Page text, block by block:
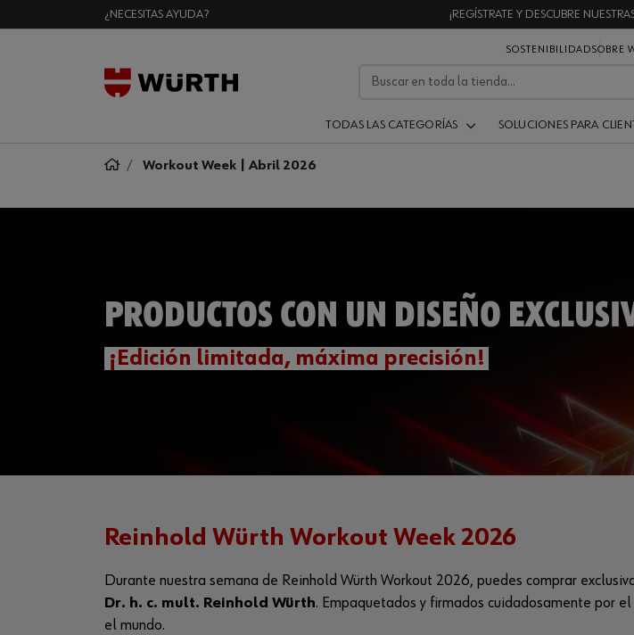
¿NECESITAS AYUDA? ¡REGÍSTRATE Y DESCUBRE
SOSTENIBILIDADSOBRE
TODAS LAS CATEGORÍAS SOLUCIONES PARA
Workout Week | Abril 2026
PRODUCTOS CON UN DISEÑO
¡Edición limitada, máxima precisión!
Reinhold Würth Workout Week 2026
Durante nuestra semana de Reinhold Würth Workout 2026, puedes comprar
Dr. h. c. mult. Reinhold Würth. Empaquetados y firmados cuidadosamente por
el mundo.